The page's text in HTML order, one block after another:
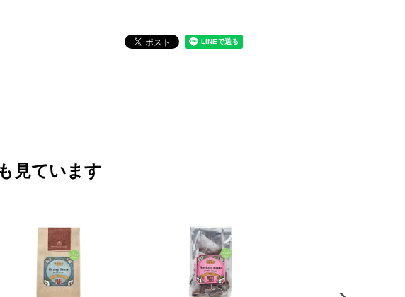
見ています